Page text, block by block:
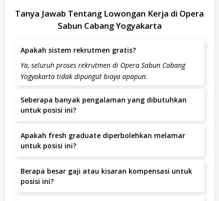
Tanya Jawab Tentang Lowongan Kerja di Opera
Sabun Cabang Yogyakarta
Apakah sistem rekrutmen gratis?
Ya, seluruh proses rekrutmen di Opera Sabun Cabang
Yogyakarta tidak dipungut biaya apapun.
Seberapa banyak pengalaman yang dibutuhkan
untuk posisi ini?
Graduate.
Apakah fresh graduate diperbolehkan melamar
untuk posisi ini?
pengalaman.
Berapa besar gaji atau kisaran kompensasi untuk
posisi ini?